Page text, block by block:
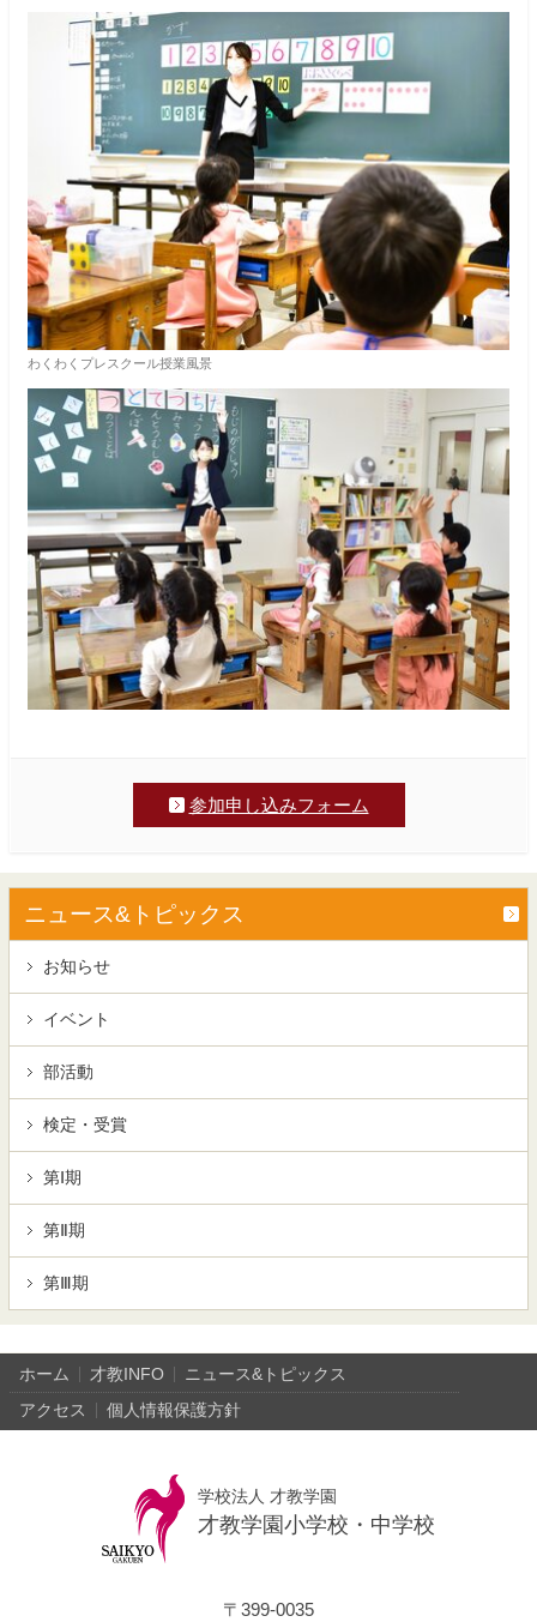
わくわくプレスクール授業風景
参加申し込みフォーム
ニュース&トピックス
お知らせ
イベント
部活動
検定・受賞
第Ⅰ期
第Ⅱ期
第Ⅲ期
ホーム 才教INFO
ニュース&トピックス
アクセス
個人情報保護方針
学校法人 才教学園
才教学園小学校・中学校
〒399-0035